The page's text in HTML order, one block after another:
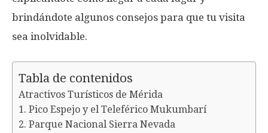
brindándote algunos consejos para que tu visita
sea inolvidable.
Tabla de contenidos
Atractivos Turísticos de Mérida
1. Pico Espejo y el Teleférico Mukumbarí
2. Parque Nacional Sierra Nevada